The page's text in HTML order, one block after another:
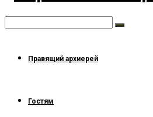
Правящий архиерей
Гостям